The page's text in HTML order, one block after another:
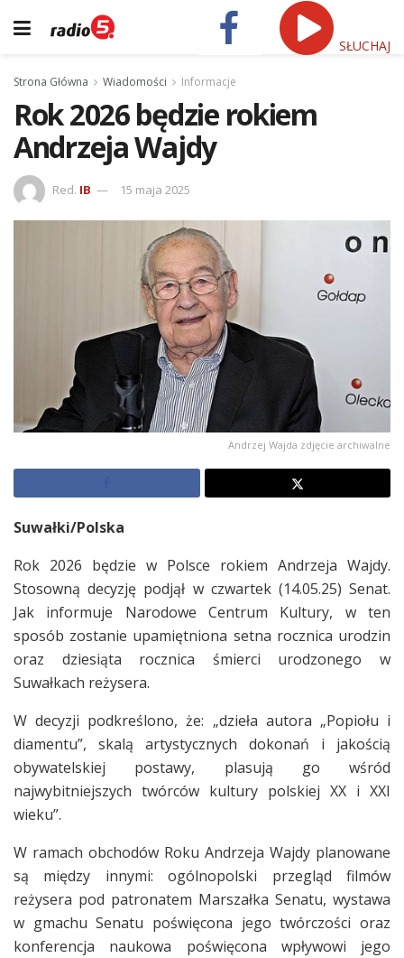
SŁUCHAJ
Strona Główna Wiadomości Informacje
Rok 2026 będzie rokiem
Andrzeja Wajdy
Red. IB 15 maja 2025
Andrzej Wajda zdjęcie archiwalne
Suwałki/Polska
Rok 2026 będzie w Polsce rokiem Andrzeja Wajdy.
Stosowną decyzję podjął w czwartek (14.05.25) Senat.
Jak informuje Narodowe Centrum Kultury, w ten
sposób zostanie upamiętniona setna rocznica urodzin
oraz dziesiąta rocznica śmierci urodzonego w
Suwałkach reżysera.
W decyzji podkreślono, że: „dzieła autora „Popiołu i
diamentu”, skalą artystycznych dokonań i jakością
obywatelskiej postawy, plasują go wśród
najwybitniejszych twórców kultury polskiej XX i XXI
wieku”.
W ramach obchodów Roku Andrzeja Wajdy planowane
są między innymi: ogólnopolski przegląd filmów
reżysera pod patronatem Marszałka Senatu, wystawa
w gmachu Senatu poświęcona jego twórczości oraz
konferencja naukowa poświęcona wpływowi jego